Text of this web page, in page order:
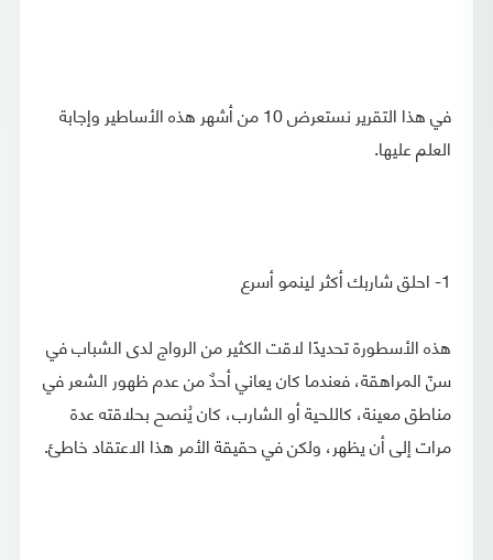
في هذا التقرير نستعرض 10 من أشهر هذه الأساطير وإجابة
العلم عليها.
1- احلق شاربك أكثر لينمو أسرع
هذه الأسطورة تحديدًا لاقت الكثير من الرواج لدى الشباب في
سنّ المراهقة، فعندما كان يعاني أحدٌ من عدم ظهور الشعر في
مناطق معينة، كاللحية أو الشارب، كان يُنصح بحلاقته عدة
مرات إلى أن يظهر، ولكن في حقيقة الأمر هذا الاعتقاد خاطئ.